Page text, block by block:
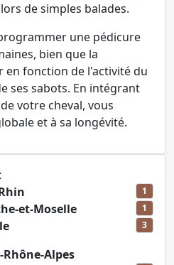
de simples balades.
une pédicure
bien que la
en fonction de l'activité du
ses sabots. En intégrant
votre cheval, vous
et à sa longévité.
1
et-Moselle 1
3
Alpes